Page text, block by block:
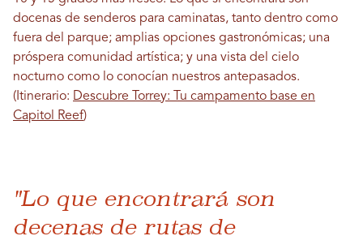
docenas de senderos para caminatas, tanto dentro como
fuera del parque; amplias opciones gastronómicas; una
próspera comunidad artística; y una vista del cielo
nocturno como lo conocían nuestros antepasados.
(Itinerario: Descubre Torrey: Tu campamento base en
Capitol Reef)
"Lo que encontrará son
decenas de rutas de